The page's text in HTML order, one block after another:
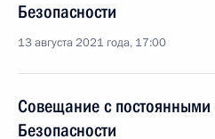
Безопасности
13 августа 2021 года, 17:00
Совещание с постоянными
Безопасности